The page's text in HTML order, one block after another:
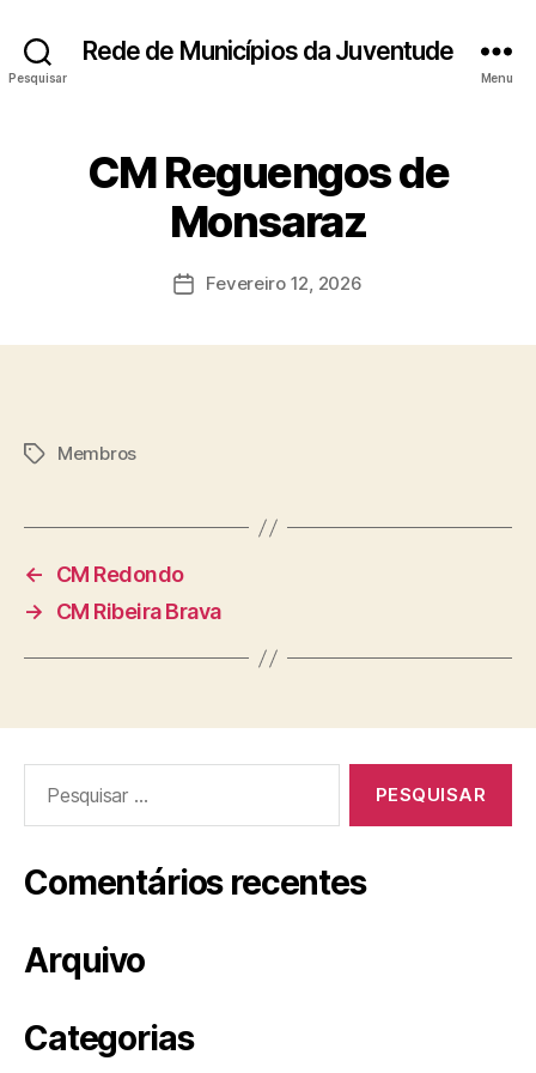
Pesquisar
Rede de Municípios da Juventude
Menu
CM Reguengos de
Monsaraz
DataFevereiro 12, 2026
Etiquetas
Membros
←
CM Redondo
→
CM Ribeira Brava
por:
Comentários recentes
Arquivo
Categorias